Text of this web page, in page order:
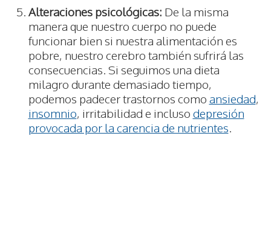
Alteraciones psicológicas: De la misma
manera que nuestro cuerpo no puede
funcionar bien si nuestra alimentación es
pobre, nuestro cerebro también sufrirá las
consecuencias. Si seguimos una dieta
milagro durante demasiado tiempo,
podemos padecer trastornos como ansiedad,
insomnio, irritabilidad e incluso depresión
provocada por la carencia de nutrientes.